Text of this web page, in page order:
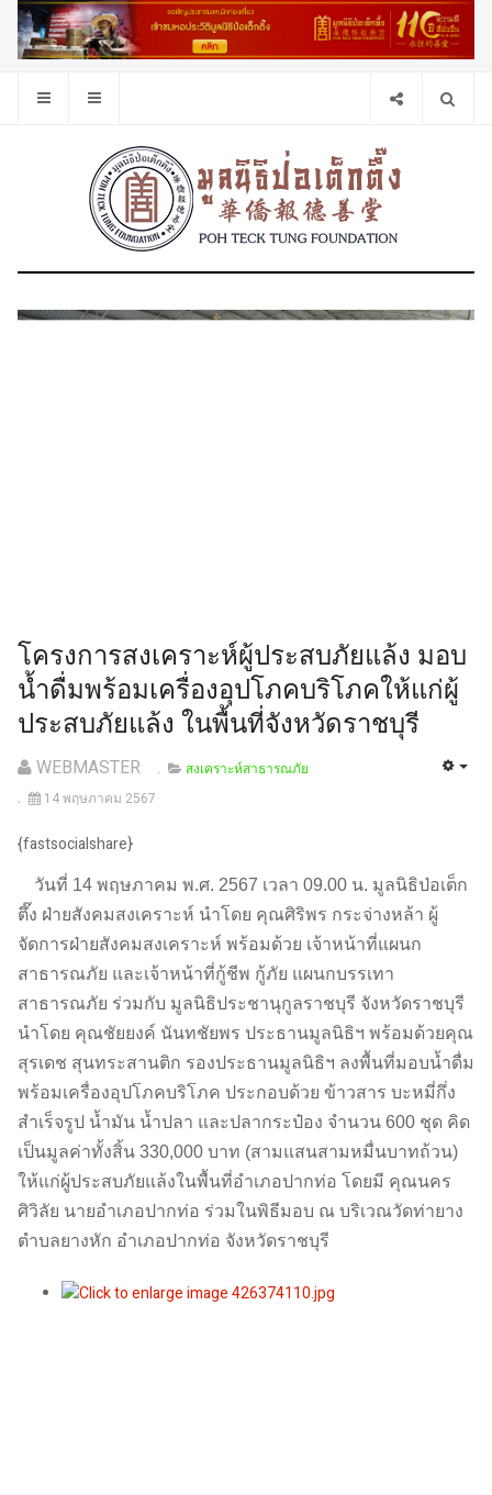
โครงการสงเคราะห์ผู้ประสบภัยแล้ง มอบ
น้ำดื่มพร้อมเครื่องอุปโภคบริโภคให้แก่ผู้
ประสบภัยแล้ง ในพื้นที่จังหวัดราชบุรี
WEBMASTER
สงเคราะห์สาธารณภัย
14 พฤษภาคม 2567
{fastsocialshare}
วันที่ 14 พฤษภาคม พ.ศ. 2567 เวลา 09.00 น. มูลนิธิป่อเต็ก
ตึ๊ง ฝ่ายสังคมสงเคราะห์ นำโดย คุณศิริพร กระจ่างหล้า ผู้
จัดการฝ่ายสังคมสงเคราะห์ พร้อมด้วย เจ้าหน้าที่แผนก
สาธารณภัย และเจ้าหน้าที่กู้ชีพ กู้ภัย แผนกบรรเทา
สาธารณภัย ร่วมกับ มูลนิธิประชานุกูลราชบุรี จังหวัดราชบุรี
นำโดย คุณชัยยงค์ นันทชัยพร ประธานมูลนิธิฯ พร้อมด้วยคุณ
สุรเดช สุนทระสานติก รองประธานมูลนิธิฯ ลงพื้นที่มอบน้ำดื่ม
พร้อมเครื่องอุปโภคบริโภค ประกอบด้วย ข้าวสาร บะหมี่กึ่ง
สำเร็จรูป น้ำมัน น้ำปลา และปลากระป๋อง จำนวน 600 ชุด คิด
เป็นมูลค่าทั้งสิ้น 330,000 บาท (สามแสนสามหมื่นบาทถ้วน)
ให้แก่ผู้ประสบภัยแล้งในพื้นที่อำเภอปากท่อ โดยมี คุณนคร
ศิวิลัย นายอำเภอปากท่อ ร่วมในพิธีมอบ ณ บริเวณวัดท่ายาง
ตำบลยางหัก อำเภอปากท่อ จังหวัดราชบุรี